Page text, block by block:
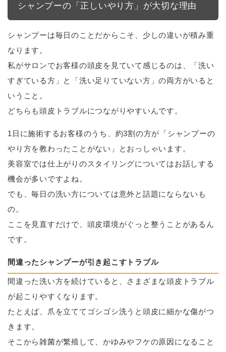
シャンプーの「正しいやり方」が大切な理由
シャンプーは毎日のことだからこそ、少しの違いが積み重
なります。
私がサロンでお客様の頭皮を見ていて感じるのは、「洗い
すぎている方」と「洗い足りていない方」の両方がいると
いうこと。
どちらも頭皮トラブルにつながりやすいんです。
1日に施術するお客様のうち、約3割の方が「シャンプーの
やり方を教わったことがない」とおっしゃいます。
美容室では仕上がりのスタイリングについてはお話しする
機会が多いですよね。
でも、毎日の洗い方については意外と話題にならないも
の。
ここを見直すだけで、頭皮環境がぐっと整うことがあるん
です。
間違ったシャンプーが引き起こすトラブル
間違った洗い方を続けていると、さまざまな頭皮トラブル
が起こりやすくなります。
たとえば、爪を立ててゴシゴシ洗うと頭皮に細かな傷がつ
きます。
そこから雑菌が繁殖して、かゆみやフケの原因になること